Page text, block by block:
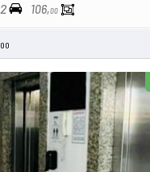
2 106,00
00